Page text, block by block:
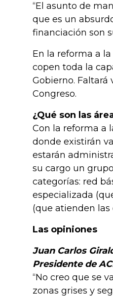
“El asunto de
que es un
financiación son
En la reforma a
copen toda la
Gobierno. Faltará
Congreso.
¿Qué son las
Con la reforma a
donde existirán
estarán
su cargo un
categorías: red
especializada
(que atienden
Las opiniones
Juan Carlos
Presidente de
“No creo que se
zonas grises y